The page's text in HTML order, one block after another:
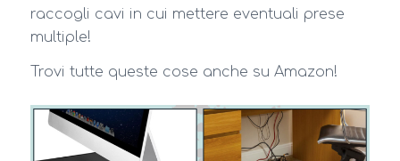
raccogli cavi in cui mettere eventuali prese
multiple!
Trovi tutte queste cose anche su Amazon!